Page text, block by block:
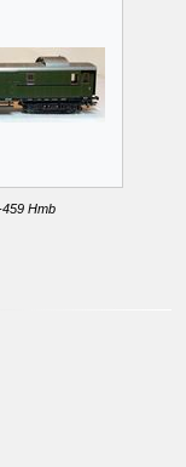
Hmb